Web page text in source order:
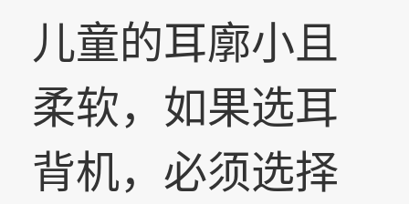
儿童的耳廓小且
柔软，如果选耳
背机，必须选择